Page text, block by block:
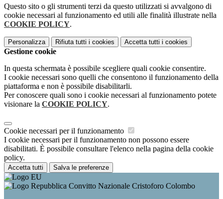
Questo sito o gli strumenti terzi da questo utilizzati si avvalgono di
cookie necessari al funzionamento ed utili alle finalità illustrate nella
COOKIE POLICY.
Personalizza Rifiuta tutti i cookies Accetta tutti i cookies
Gestione cookie
In questa schermata è possibile scegliere quali cookie consentire.
I cookie necessari sono quelli che consentono il funzionamento della
piattaforma e non è possibile disabilitarli.
Per conoscere quali sono i cookie necessari al funzionamento potete
visionare la COOKIE POLICY.
Cookie necessari per il funzionamento
I cookie necessari per il funzionamento non possono essere
disabilitati. È possibile consultare l'elenco nella pagina della cookie
policy.
Accetta tutti Salva le preferenze
Convitto Nazionale Cristoforo Colombo